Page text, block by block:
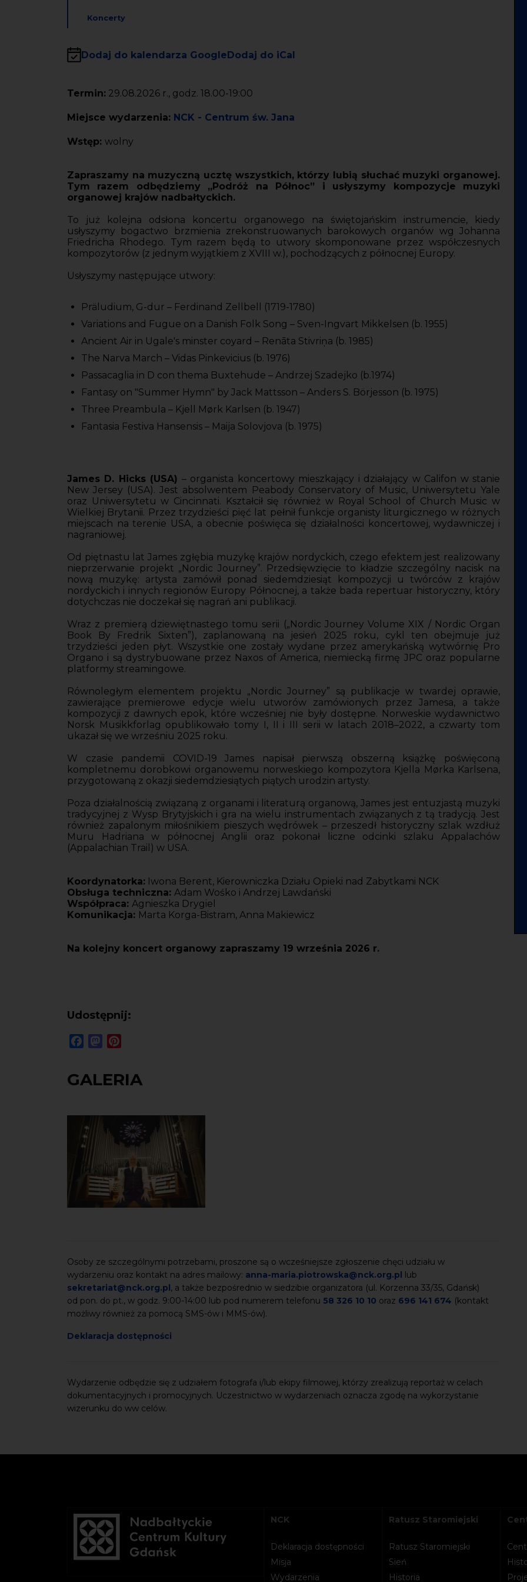
Koncerty
Dodaj do kalendarza GoogleDodaj do iCal
Termin: 29.08.2026 r., godz. 18.00-19:00
Miejsce wydarzenia: NCK - Centrum św. Jana
Wstęp: wolny
Zapraszamy na muzyczną ucztę wszystkich, którzy lubią słuchać muzyki organowej.
Tym razem odbędziemy „Podróż na Północ” i usłyszymy kompozycje muzyki
organowej krajów nadbałtyckich.
To już kolejna odsłona koncertu organowego na świętojańskim instrumencie, kiedy
usłyszymy bogactwo brzmienia zrekonstruowanych barokowych organów wg Johanna
Friedricha Rhodego. Tym razem będą to utwory skomponowane przez współczesnych
kompozytorów (z jednym wyjątkiem z XVIII w.), pochodzących z północnej Europy.
Usłyszymy następujące utwory:
Präludium, G-dur – Ferdinand Zellbell (1719-1780)
Variations and Fugue on a Danish Folk Song – Sven-Ingvart Mikkelsen (b. 1955)
Ancient Air in Ugale's minster coyard – Renāta Stivriņa (b. 1985)
The Narva March – Vidas Pinkevicius (b. 1976)
Passacaglia in D con thema Buxtehude – Andrzej Szadejko (b.1974)
Fantasy on "Summer Hymn" by Jack Mattsson – Anders S. Börjesson (b. 1975)
Three Preambula – Kjell Mørk Karlsen (b. 1947)
Fantasia Festiva Hansensis – Maija Solovjova (b. 1975)
James D. Hicks (USA) – organista koncertowy mieszkający i działający w Califon w stanie
New Jersey (USA). Jest absolwentem Peabody Conservatory of Music, Uniwersytetu Yale
oraz Uniwersytetu w Cincinnati. Kształcił się również w Royal School of Church Music w
Wielkiej Brytanii. Przez trzydzieści pięć lat pełnił funkcje organisty liturgicznego w różnych
miejscach na terenie USA, a obecnie poświęca się działalności koncertowej, wydawniczej i
nagraniowej.
Od piętnastu lat James zgłębia muzykę krajów nordyckich, czego efektem jest realizowany
nieprzerwanie projekt „Nordic Journey”. Przedsięwzięcie to kładzie szczególny nacisk na
nową muzykę: artysta zamówił ponad siedemdziesiąt kompozycji u twórców z krajów
nordyckich i innych regionów Europy Północnej, a także bada repertuar historyczny, który
dotychczas nie doczekał się nagrań ani publikacji.
Wraz z premierą dziewiętnastego tomu serii („Nordic Journey Volume XIX / Nordic Organ
Book By Fredrik Sixten”), zaplanowaną na jesień 2025 roku, cykl ten obejmuje już
trzydzieści jeden płyt. Wszystkie one zostały wydane przez amerykańską wytwórnię Pro
Organo i są dystrybuowane przez Naxos of America, niemiecką firmę JPC oraz popularne
platformy streamingowe.
Równoległym elementem projektu „Nordic Journey” są publikacje w twardej oprawie,
zawierające premierowe edycje wielu utworów zamówionych przez Jamesa, a także
kompozycji z dawnych epok, które wcześniej nie były dostępne. Norweskie wydawnictwo
Norsk Musikkforlag opublikowało tomy I, II i III serii w latach 2018–2022, a czwarty tom
ukazał się we wrześniu 2025 roku.
W czasie pandemii COVID-19 James napisał pierwszą obszerną książkę poświęconą
kompletnemu dorobkowi organowemu norweskiego kompozytora Kjella Mørka Karlsena,
przygotowaną z okazji siedemdziesiątych piątych urodzin artysty.
Poza działalnością związaną z organami i literaturą organową, James jest entuzjastą muzyki
tradycyjnej z Wysp Brytyjskich i gra na wielu instrumentach związanych z tą tradycją. Jest
również zapalonym miłośnikiem pieszych wędrówek – przeszedł historyczny szlak wzdłuż
Muru Hadriana w północnej Anglii oraz pokonał liczne odcinki szlaku Appalachów
(Appalachian Trail) w USA.
Koordynatorka: Iwona Berent, Kierowniczka Działu Opieki nad Zabytkami NCK
Obsługa techniczna: Adam Wośko i Andrzej Lawdański
Współpraca: Agnieszka Drygiel
Komunikacja: Marta Korga-Bistram, Anna Makiewicz
Na kolejny koncert organowy zapraszamy 19 września 2026 r.
Udostępnij:
FacebookMastodon
GALERIA
Osoby ze szczególnymi potrzebami, proszone są o wcześniejsze zgłoszenie chęci udziału w
wydarzeniu oraz kontakt na adres mailowy: anna-maria.piotrowska@nck.org.pl lub
sekretariat@nck.org.pl, a także bezpośrednio w siedzibie organizatora (ul. Korzenna 33/35, Gdańsk)
od pon. do pt., w godz. 9:00-14:00 lub pod numerem telefonu 58 326 10 10 oraz 696 141 674 (kontakt
możliwy również za pomocą SMS-ów i MMS-ów).
Deklaracja dostępności
Wydarzenie odbędzie się z udziałem fotografa i/lub ekipy filmowej, którzy zrealizują reportaż w celach
dokumentacyjnych i promocyjnych. Uczestnictwo w wydarzeniach oznacza zgodę na wykorzystanie
wizerunku do ww celów.
NCK
Deklaracja dostępności
Misja
Wydarzenia
Ratusz Staromiejski
Ratusz Staromiejski
Sień
Historia